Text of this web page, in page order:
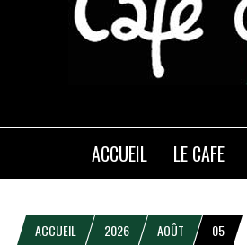
ACCUEIL LE CAFE
ACCUEIL 2026 AOÛT 05